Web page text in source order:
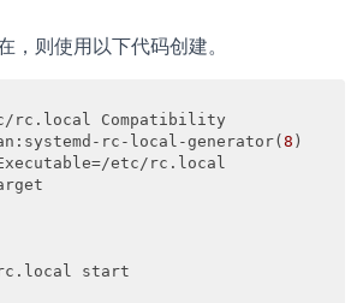
，则使用以下代码创建。
rc.local Compatibility
rc-local-generator(8 )
etc/rc.local
rc.local start